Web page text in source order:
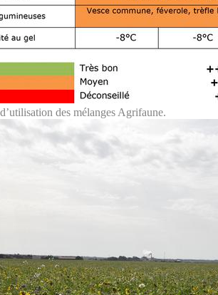
des mélanges Agrifaune.